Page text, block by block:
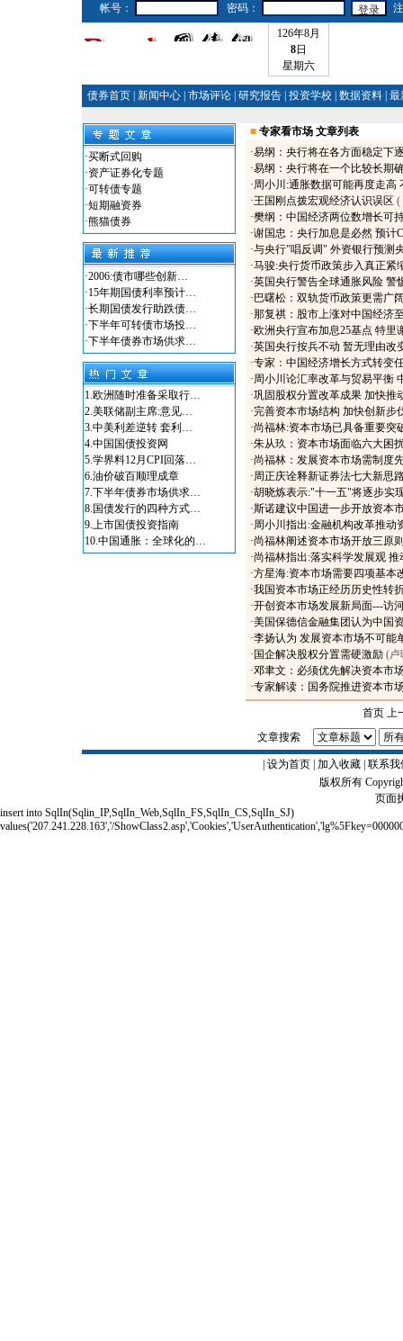
帐号： 密码：
126年8月
8日
星期六
债券首页 新闻中心 市场评论 研究报告 投资学校 数据资料 最
·买断式回购
·资产证券化专题
·可转债专题
·短期融资券
·熊猫债券
·2006:债市哪些创新…
·15年期国债利率预计…
·长期国债发行助跌债…
·下半年可转债市场投…
·下半年债券市场供求…
1.欧洲随时准备采取行…
2.美联储副主席:意见…
3.中美利差逆转 套利…
4.中国国债投资网
5.学界料12月CPI回落…
6.油价破百顺理成章
7.下半年债券市场供求…
8. 国债发行的四种方式…
9.上市国债投资指南
10.中国通胀：全球化的…
■ 专家看市场 文章列表
·易纲：央行将在各方面稳定下
·易纲：央行将在一个比较长期
·周小川:通胀数据可能再度走
·王国刚点拨宏观经济认识误区 (
·樊纲：中国经济两位数增长可
·谢国忠：央行加息是必然 预计
·与央行"唱反调" 外资银行预测
·马骏:央行货币政策步入真正紧
·英国央行警告全球通胀风险
· 巴曙松：双轨货币政策更需广
·那复祺：股市上涨对中国经济
·欧洲央行宣布加息25基点 特
·英国央行按兵不动 暂无理由
·专家：中国经济增长方式转变
·周小川论汇率改革与贸易平衡
·巩固股权分置改革成果 加快
·完善资本市场结构 加快创新步
·尚福林:资本市场已具备重要突
·朱从玖：资本市场面临六大困
·尚福林：发展资本市场需制度
·周正庆诠释新证券法七大新思
·胡晓炼表示:"十一五"将逐步实
·斯诺建议中国进一步开放资本
·周小川指出:金融机构改革推动
·尚福林阐述资本市场开放三原
·尚福林指出:落实科学发展观
·方星海:资本市场需要四项基本
·我国资本市场正经历历史性转
·开创资本市场发展新局面---访
·美国保德信金融集团认为中国
·李扬认为 发展资本市场不可能
· 国企解决股权分置需硬激励 (卢
·邓聿文：必须优先解决资本市
·专家解读：国务院推进资本市
首页 上
文章搜索
设为首页| 加入收藏| 联系我
版权所有
页面
insert into SqlIn(Sqlin_IP,SqlIn_Web,SqlIn_FS,SqlIn_CS,SqlIn_SJ)
values('207.241.228.163','/